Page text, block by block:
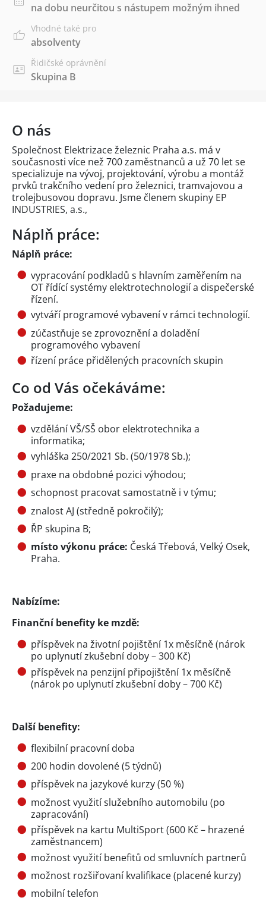
na dobu neurčitou s nástupem možným ihned
Vhodné také pro
absolventy
Řidičské oprávnění
Skupina B
O nás
Společnost Elektrizace železnic Praha a.s. má v
současnosti více než 700 zaměstnanců a už 70 let se
specializuje na vývoj, projektování, výrobu a montáž
prvků trakčního vedení pro železnici, tramvajovou a
trolejbusovou dopravu. Jsme členem skupiny EP
INDUSTRIES, a.s.,
Náplň práce:
Náplň práce:
vypracování podkladů s hlavním zaměřením na
OT řídící systémy elektrotechnologií a dispečerské
řízení.
vytváří programové vybavení v rámci technologií.
zúčastňuje se zprovoznění a doladění
programového vybavení
řízení práce přidělených pracovních skupin
Co od Vás očekáváme:
Požadujeme:
vzdělání VŠ/SŠ obor elektrotechnika a
informatika;
vyhláška 250/2021 Sb. (50/1978 Sb.);
praxe na obdobné pozici výhodou;
schopnost pracovat samostatně i v týmu;
znalost AJ (středně pokročilý);
ŘP skupina B;
místo výkonu práce: Česká Třebová, Velký Osek,
Praha.
Nabízíme:
Finanční benefity ke mzdě:
příspěvek na životní pojištění 1x měsíčně (nárok
po uplynutí zkušební doby – 300 Kč)
příspěvek na penzijní připojištění 1x měsíčně
(nárok po uplynutí zkušební doby – 700 Kč)
Další benefity:
flexibilní pracovní doba
200 hodin dovolené (5 týdnů)
příspěvek na jazykové kurzy (50 %)
možnost využití služebního automobilu (po
zapracování)
příspěvek na kartu MultiSport (600 Kč – hrazené
zaměstnancem)
možnost využití benefitů od smluvních partnerů
možnost rozšiřovaní kvalifikace (placené kurzy)
mobilní telefon